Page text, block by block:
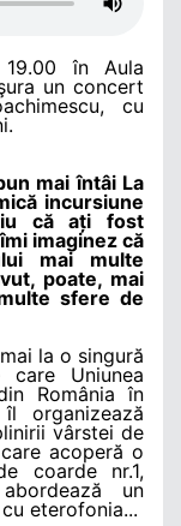
în Aula
un concert
cu
mai întâi La
incursiune
că ați fost
imaginez că
mai multe
poate, mai
sfere de
la o singură
Uniunea
România în
organizează
vârstei de
acoperă o
coarde nr.1,
un
eterofonia...